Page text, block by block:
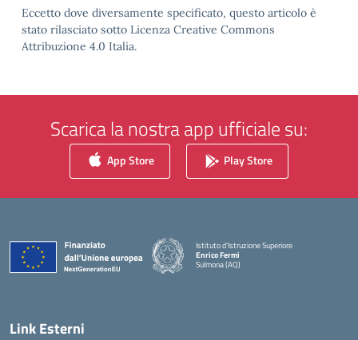
Eccetto dove diversamente specificato, questo articolo è
stato rilasciato sotto Licenza Creative Commons
Attribuzione 4.0 Italia.
Scarica la nostra app ufficiale su:
App Store Play Store
Istituto d'Istruzione Superiore
Enrico Fermi
Sulmona (AQ)
Link Esterni